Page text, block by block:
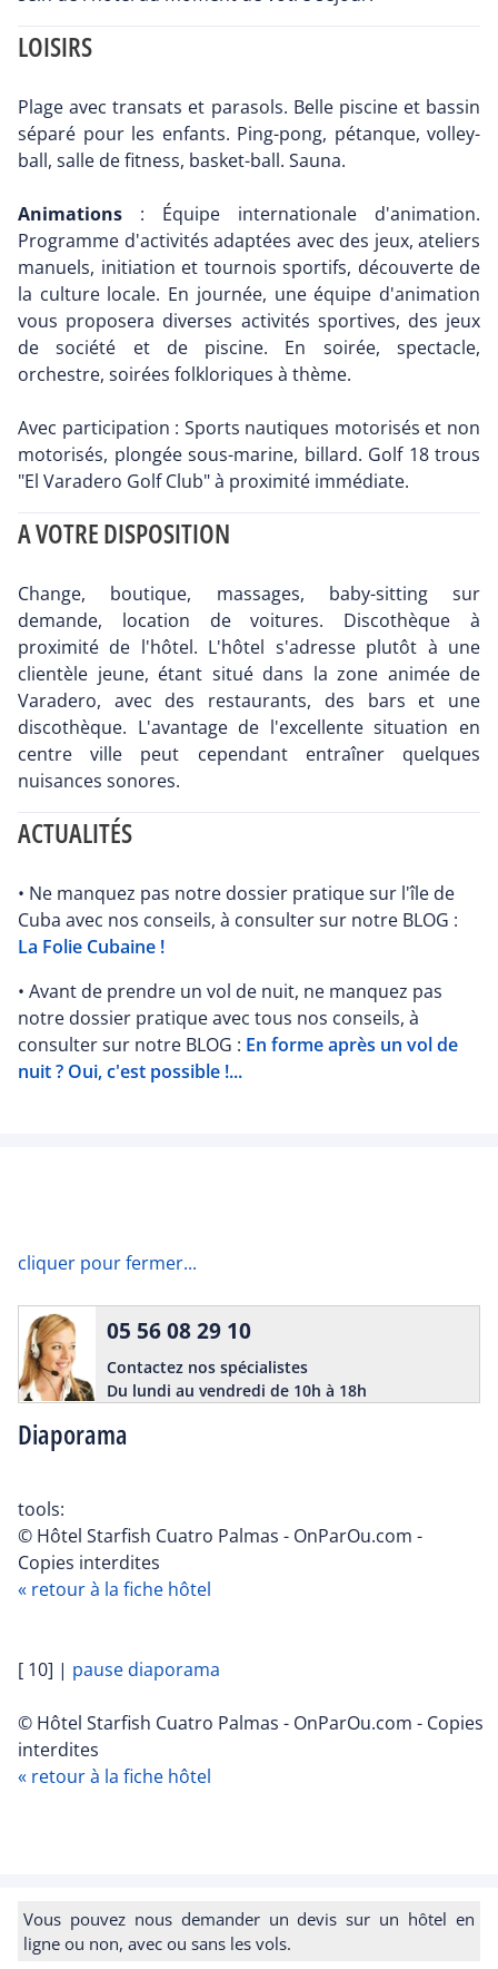
LOISIRS
Plage avec transats et parasols. Belle piscine et bassin
séparé pour les enfants. Ping-pong, pétanque, volley-
ball, salle de fitness, basket-ball. Sauna.
Animations : Équipe internationale d'animation.
Programme d'activités adaptées avec des jeux, ateliers
manuels, initiation et tournois sportifs, découverte de
la culture locale. En journée, une équipe d'animation
vous proposera diverses activités sportives, des jeux
de société et de piscine. En soirée, spectacle,
orchestre, soirées folkloriques à thème.
Avec participation : Sports nautiques motorisés et non
motorisés, plongée sous-marine, billard. Golf 18 trous
"El Varadero Golf Club" à proximité immédiate.
A VOTRE DISPOSITION
Change, boutique, massages, baby-sitting sur
demande, location de voitures. Discothèque à
proximité de l'hôtel. L'hôtel s'adresse plutôt à une
clientèle jeune, étant situé dans la zone animée de
Varadero, avec des restaurants, des bars et une
discothèque. L'avantage de l'excellente situation en
centre ville peut cependant entraîner quelques
nuisances sonores.
ACTUALITÉS
• Ne manquez pas notre dossier pratique sur l'île de
Cuba avec nos conseils, à consulter sur notre BLOG :
La Folie Cubaine !
• Avant de prendre un vol de nuit, ne manquez pas
notre dossier pratique avec tous nos conseils, à
consulter sur notre BLOG : En forme après un vol de
nuit ? Oui, c'est possible !...
cliquer pour fermer...
Diaporama
05 56 08 29 10
Contactez nos spécialistes
Du lundi au vendredi de 10h à 18h
tools:
© Hôtel Starfish Cuatro Palmas - OnParOu.com -
Copies interdites
« retour à la fiche hôtel
[ 10] | pause diaporama
© Hôtel Starfish Cuatro Palmas - OnParOu.com - Copies
interdites
« retour à la fiche hôtel
Vous pouvez nous demander un devis sur un hôtel en
ligne ou non, avec ou sans les vols.